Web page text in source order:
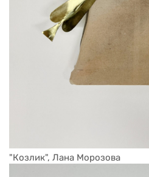
"Козлик", Лана Морозова